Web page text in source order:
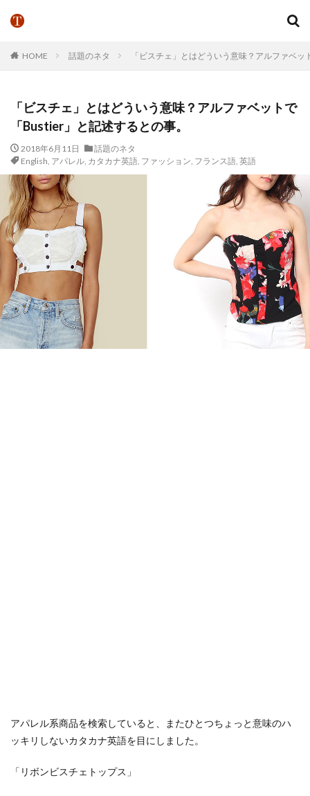
HOME 話題のネタ 「ビスチェ」とはどういう意味？アルファベ
「ビスチェ」とはどういう意味？アルファベットで
「Bustier」と記述するとの事。
2018年6月11日
話題のネタ
English, アパレル, カタカナ英語, ファッション, フランス語, 英語
アパレル系商品を検索していると、またひとつちょっと意味のハ
ッキリしないカタカナ英語を目にしました。
「リボンビスチェトップス」